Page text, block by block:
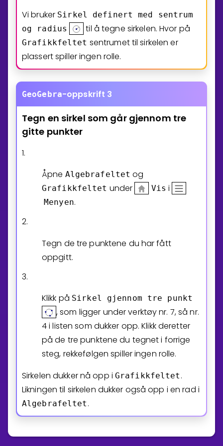
Vi bruker Sirkel definert med
sentrum
og
radius til å tegne sirkelen. Hvor på
Grafikkfeltet sentrumet til sirkelen er
plassert spiller ingen rolle.
GeoGebra-oppskrift 3
Tegn en sirkel som går gjennom tre
gitte punkter
1.
Åpne Algebrafeltet og
Grafikkfeltet under Vis i
Menyen.
2.
Tegn de tre punktene du har fått
oppgitt.
3.
Klikk på Sirkel gjennom tre punkt
, som ligger under verktøy nr. 7, så nr.
4 i listen som dukker opp. Klikk deretter
på de tre punktene du tegnet i forrige
steg, rekkefølgen spiller ingen rolle.
Sirkelen dukker nå opp i Grafikkfeltet .
Likningen til sirkelen dukker også opp i en rad i
Algebrafeltet .